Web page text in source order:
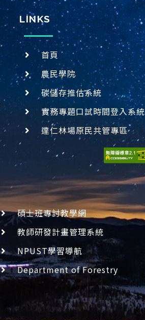
LINKS
首頁
農民學院
碳儲存推估系統
實務專題口試時間登入系統
達仁林場原民共管專區
碩士班專討教學網
教師研發計畫管理系統
NPUST學習導航
Department of Forestry